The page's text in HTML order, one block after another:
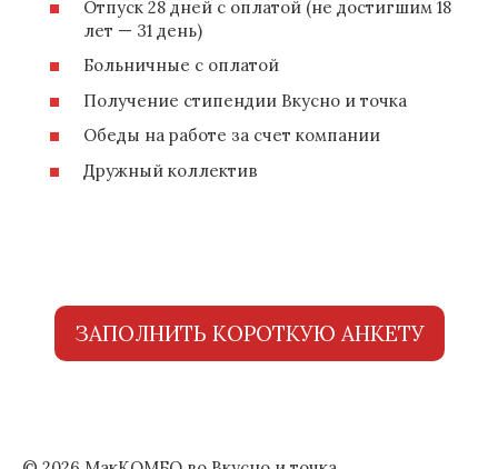
Отпуск 28 дней с оплатой (не достигшим 18
лет — 31 день)
Больничные с оплатой
Получение стипендии Вкусно и точка
Обеды на работе за счет компании
Дружный коллектив
ЗАПОЛНИТЬ КОРОТКУЮ АНКЕТУ